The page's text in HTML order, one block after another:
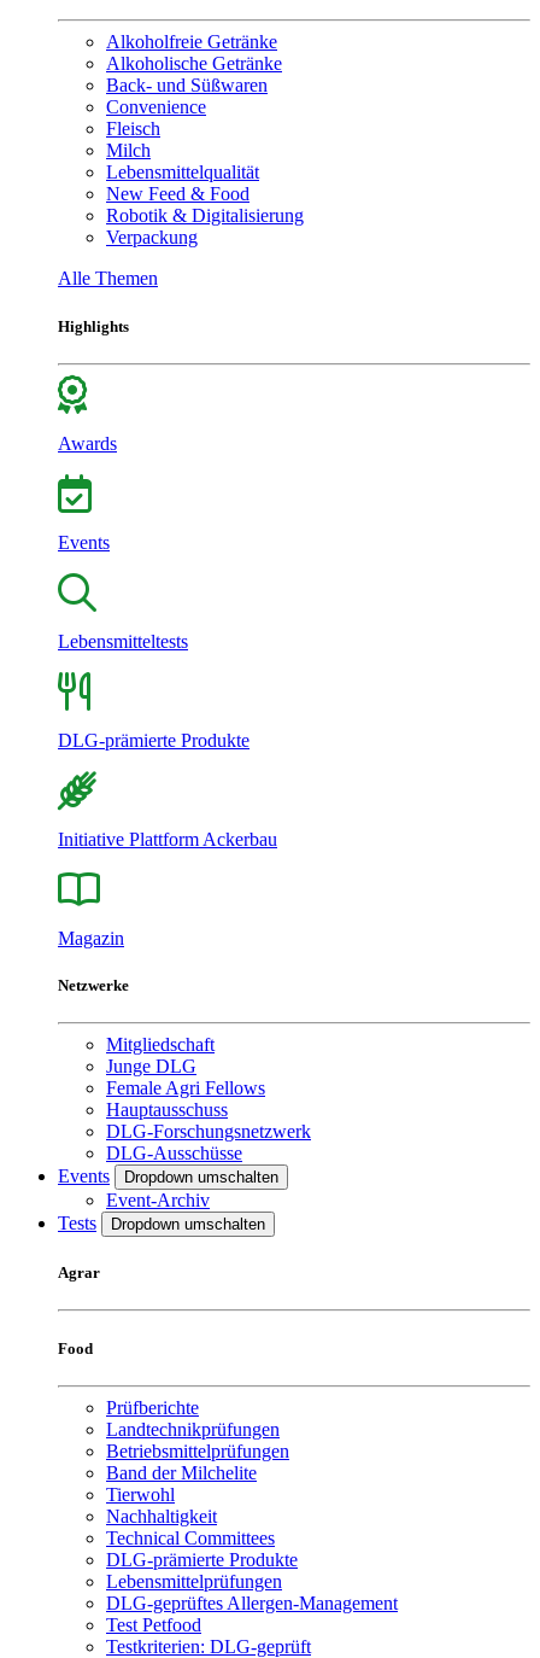
Alkoholfreie Getränke
Alkoholische Getränke
Back- und Süßwaren
Convenience
Fleisch
Milch
Lebensmittelqualität
New Feed & Food
Robotik & Digitalisierung
Verpackung
Alle Themen
Highlights
Awards
Events
Lebensmitteltests
DLG-prämierte Produkte
Initiative Plattform Ackerbau
Magazin
Netzwerke
Mitgliedschaft
Junge DLG
Female Agri Fellows
Hauptausschuss
DLG-Forschungsnetzwerk
DLG-Ausschüsse
Events
Dropdown umschalten
Event-Archiv
Tests
Dropdown umschalten
Agrar
Food
Prüfberichte
Landtechnikprüfungen
Betriebsmittelprüfungen
Band der Milchelite
Tierwohl
Nachhaltigkeit
Technical Committees
DLG-prämierte Produkte
Lebensmittelprüfungen
DLG-geprüftes Allergen-Management
Test Petfood
Testkriterien: DLG-geprüft